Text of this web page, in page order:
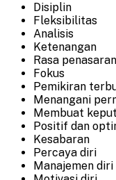
Disiplin
Fleksibilitas
Analisis
Ketenangan
Rasa penasaran
Fokus
Pemikiran
Menangani
Membuat
Positif dan
Kesabaran
Percaya diri
Manajemen diri